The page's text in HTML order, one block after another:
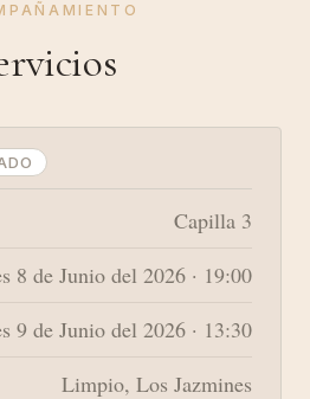
Capilla 3
8 de Junio del 2026 · 19:00
9 de Junio del 2026 · 13:30
Limpio, Los Jazmines